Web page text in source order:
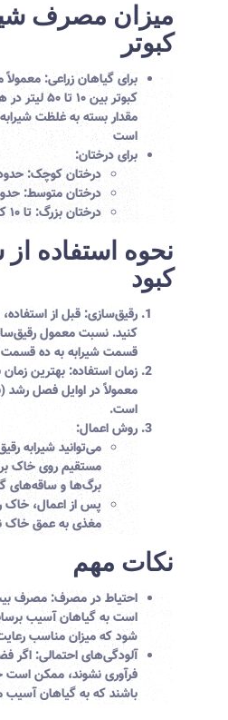
میزان مصرف
کبوتر
برای گیاهان زراعی: معمولاً
کبوتر بین۱۰ تا ۵۰ لیتر در هکتار
مقدار بسته به غلظت
است
برای درختان:
درختان کوچک:
درختان متوسط:
درختان بزرگ: تا۱۰ کیلوگرم
نحوه استفاده از
کبود
رقیق‌سازی:قبل از
کنید. نسبت معمول
قسمت شیرابه به ده
زمان استفاده: بهترین زمان
معمولاً در اوایل فصل رشد
است.
روش اعمال:
می‌توانید شیرابه
مستقیم روی خاک
برگ‌ها و ساقه‌های
پس از اعمال، خاک
مغذی به عمق خاک
نکات مهم
احتیاط در مصرف:مصرف
است به گیاهان آسیب
شود که میزان مناسب
آلودگی‌های احتمالی: اگر
فرآوری نشوند، ممکن است
باشند که به گیاهان آسیب